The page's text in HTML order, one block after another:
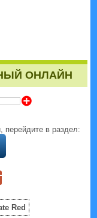
ОНЛАЙН
Z
перейдите в раздел:
Red